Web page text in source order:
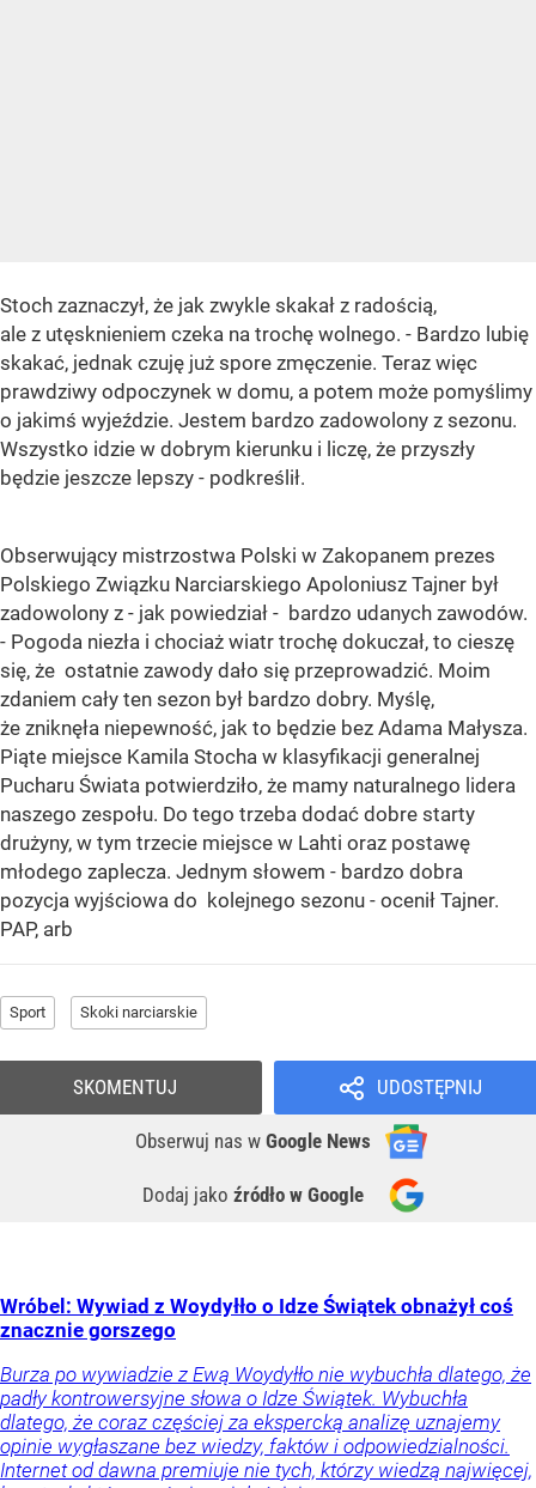
Stoch zaznaczył, że jak zwykle skakał z radością,
ale z utęsknieniem czeka na trochę wolnego. - Bardzo lubię
skakać, jednak czuję już spore zmęczenie. Teraz więc
prawdziwy odpoczynek w domu, a potem może pomyślimy
o jakimś wyjeździe. Jestem bardzo zadowolony z sezonu.
Wszystko idzie w dobrym kierunku i liczę, że przyszły
będzie jeszcze lepszy - podkreślił.
Obserwujący mistrzostwa Polski w Zakopanem prezes
Polskiego Związku Narciarskiego Apoloniusz Tajner był
zadowolony z - jak powiedział - bardzo udanych zawodów.
- Pogoda niezła i chociaż wiatr trochę dokuczał, to cieszę
się, że ostatnie zawody dało się przeprowadzić. Moim
zdaniem cały ten sezon był bardzo dobry. Myślę,
że zniknęła niepewność, jak to będzie bez Adama Małysza.
Piąte miejsce Kamila Stocha w klasyfikacji generalnej
Pucharu Świata potwierdziło, że mamy naturalnego lidera
naszego zespołu. Do tego trzeba dodać dobre starty
drużyny, w tym trzecie miejsce w Lahti oraz postawę
młodego zaplecza. Jednym słowem - bardzo dobra
pozycja wyjściowa do kolejnego sezonu - ocenił Tajner.
PAP, arb
Sport Skoki narciarskie
UDOSTĘPNIJ
Obserwuj nas w Google News
Dodaj jako źródło w Google
SKOMENTUJ
Wróbel: Wywiad z Woydyłło o Idze Świątek obnażył coś
znacznie gorszego
Burza po wywiadzie z Ewą Woydyłło nie wybuchła dlatego, że
padły kontrowersyjne słowa o Idze Świątek. Wybuchła
dlatego, że coraz częściej za ekspercką analizę uznajemy
opinie wygłaszane bez wiedzy, faktów i odpowiedzialności.
Internet od dawna premiuje nie tych, którzy wiedzą najwięcej,